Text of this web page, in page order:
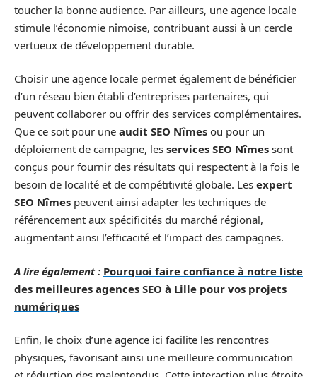
toucher la bonne audience. Par ailleurs, une agence locale
stimule l’économie nîmoise, contribuant aussi à un cercle
vertueux de développement durable.
Choisir une agence locale permet également de bénéficier
d’un réseau bien établi d’entreprises partenaires, qui
peuvent collaborer ou offrir des services complémentaires.
Que ce soit pour une audit SEO Nîmes ou pour un
déploiement de campagne, les services SEO Nîmes sont
conçus pour fournir des résultats qui respectent à la fois le
besoin de localité et de compétitivité globale. Les expert
SEO Nîmes peuvent ainsi adapter les techniques de
référencement aux spécificités du marché régional,
augmentant ainsi l’efficacité et l’impact des campagnes.
A lire également : Pourquoi faire confiance à notre liste
des meilleures agences SEO à Lille pour vos projets
numériques
Enfin, le choix d’une agence ici facilite les rencontres
physiques, favorisant ainsi une meilleure communication